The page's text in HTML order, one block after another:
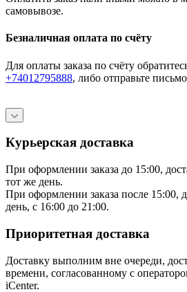
самовывозе.
Безналичная оплата по счёту
Для оплаты заказа по счёту
+74012795888, либо отправьте письмо
Курьерская доставка
При оформлении заказа до 15:00,
тот же день.
При оформлении заказа после 15:00,
день, с 16:00 до 21:00.
Приоритетная доставка
Доставку выполним вне очереди,
времени, согласованному с
iCenter.